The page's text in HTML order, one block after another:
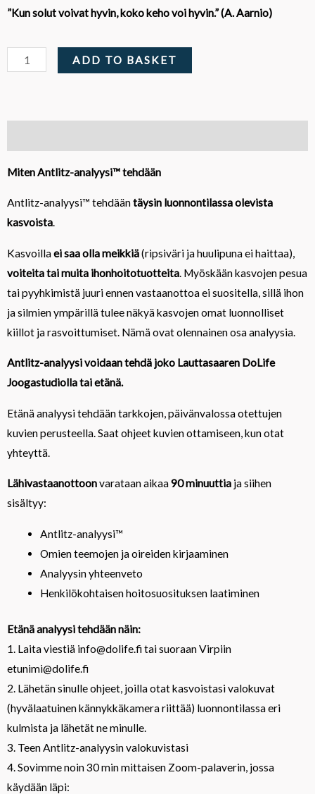
”Kun solut voivat hyvin, koko keho voi hyvin.” (A. Aarnio)
Antlitz-
analyysi™
ADD TO BASKET
Miten Antlitz-analyysi™ tehdään
Antlitz-analyysi™ tehdääntäysin luonnontilassa olevista
kasvoista.
Kasvoillaei saa olla meikkiä(ripsiväri ja huulipuna ei haittaa),
voiteita tai muita ihonhoitotuotteita . Myöskään kasvojen pesua
tai pyyhkimistä juuri ennen vastaanottoa ei suositella, sillä ihon
ja silmien ympärillä tulee näkyä kasvojen omat luonnolliset
kiillot ja rasvoittumiset. Nämä ovat olennainen osa analyysia.
Antlitz-analyysi voidaan tehdä joko Lauttasaaren DoLife
Joogastudiolla tai etänä.
Etänä analyysi tehdään tarkkojen, päivänvalossa otettujen
kuvien perusteella. Saat ohjeet kuvien ottamiseen, kun otat
yhteyttä.
Lähivastaanottoonvarataan aikaa90 minuuttia ja siihen
sisältyy:
Antlitz-analyysi™
Omien teemojen ja oireiden kirjaaminen
Analyysin yhteenveto
Henkilökohtaisen hoitosuosituksen laatiminen
Etänä analyysi tehdään näin:
1. Laita viestiä info@dolife.fi tai suoraan Virpiin
etunimi@dolife.fi
2. Lähetän sinulle ohjeet, joilla otat kasvoistasi valokuvat
(hyvälaatuinen kännykkäkamera riittää) luonnontilassa eri
kulmista ja lähetät ne minulle.
3. Teen Antlitz-analyysin valokuvistasi
4. Sovimme noin 30 min mittaisen Zoom-palaverin, jossa
käydään läpi: